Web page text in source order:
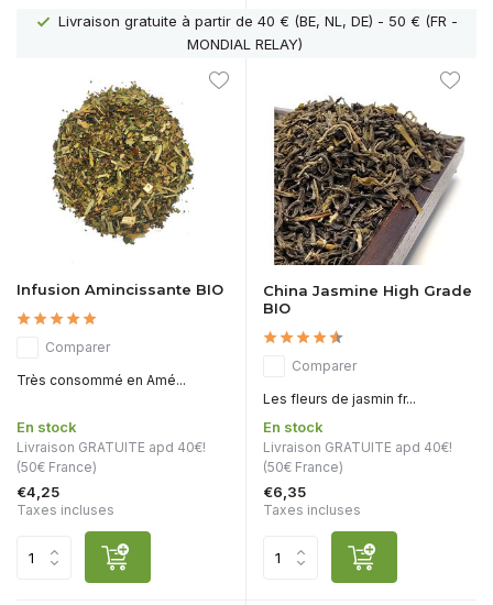
Livraison gratuite à partir de 40 € (BE, NL, DE) - 50 € (FR -
MONDIAL RELAY)
Infusion Amincissante BIO
Comparer
Très consommé en Amé...
En stock
Livraison GRATUITE apd 40€!
(50€ France)
€4,25
Taxes incluses
China Jasmine High Grade
BIO
Comparer
Les fleurs de jasmin fr...
En stock
Livraison GRATUITE apd 40€!
(50€ France)
€6,35
Taxes incluses